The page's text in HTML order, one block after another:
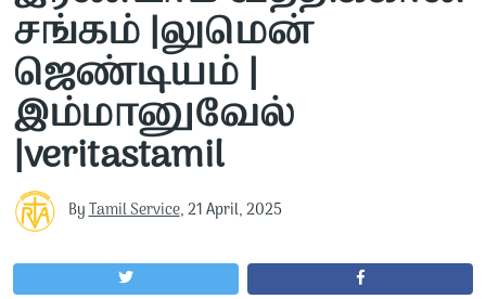
சங்கம் |லுமென்
ஜெண்டியம் |
இம்மானுவேல்
|veritastamil
ByTamil Service,21 April, 2025